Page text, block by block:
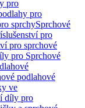
pro
pro
sprchySprchové
pro
pro sprchové
pro Sprchové
podlahové
ve
díly pro